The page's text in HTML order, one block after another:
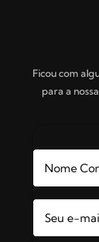
Ficou com
para a